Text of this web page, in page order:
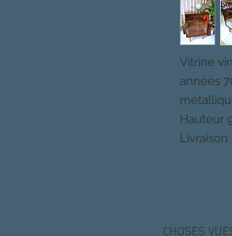
Vitrine
années
Hauteur
CHOSES